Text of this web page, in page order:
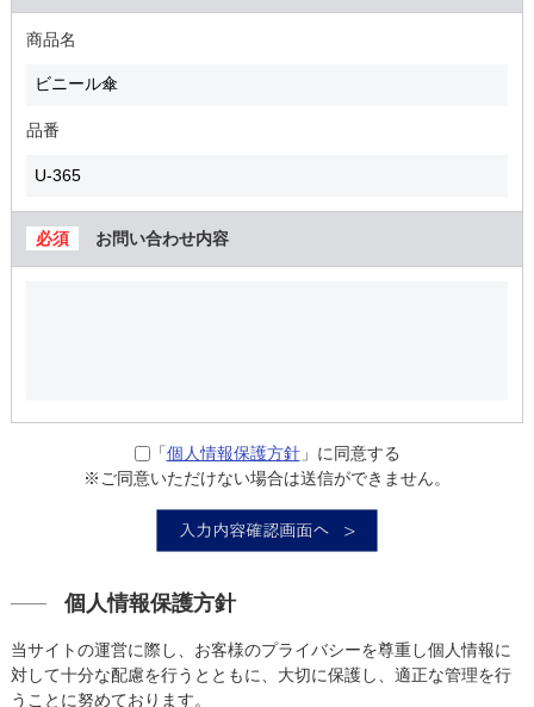
商品名
品番
お問い合わせ内容
「個人情報保護方針」に同意する
※ご同意いただけない場合は送信ができません。
個人情報保護方針
当サイトの運営に際し、お客様のプライバシーを尊重し個人情報に
対して十分な配慮を行うとともに、大切に保護し、適正な管理を行
うことに努めております。